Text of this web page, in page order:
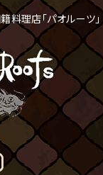
理店「パオルーツ」